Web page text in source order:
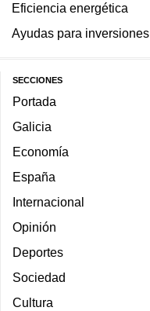
Eficiencia energética
Ayudas para inversiones
SECCIONES
Portada
Galicia
Economía
España
Internacional
Opinión
Deportes
Sociedad
Cultura